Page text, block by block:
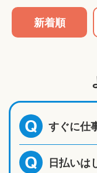
新着順
Q すぐに仕
Q 日払いは